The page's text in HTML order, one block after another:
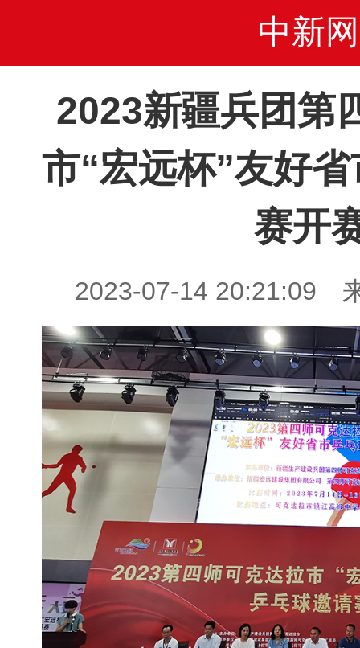
中新网
2023新疆兵团第
市“宏远杯”友好
赛开
2023-07-14 20:21:09